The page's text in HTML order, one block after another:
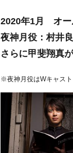
2020年1月 オー
夜神月役：村井
さらに甲斐翔真
※夜神月役はWキャスト